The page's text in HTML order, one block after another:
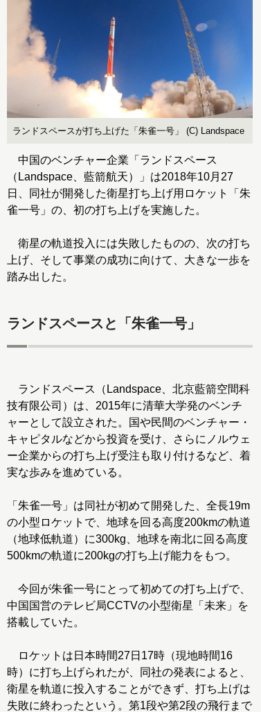
ランドスペースが打ち上げた「朱雀一号」 (C) Landspace
中国のベンチャー企業「ランドスペース
（Landspace、藍箭航天）」は2018年10月27
日、同社が開発した衛星打ち上げ用ロケット「朱
雀一号」の、初の打ち上げを実施した。
衛星の軌道投入には失敗したものの、次の打ち
上げ、そして事業の成功に向けて、大きな一歩を
踏み出した。
ランドスペースと「朱雀一号」
ランドスペース（Landspace、北京藍箭空間科
技有限公司）は、2015年に清華大学発のベンチ
ャーとして設立された。国や民間のベンチャー・
キャピタルなどから投資を受け、さらにノルウェ
ー企業からの打ち上げ受注も取り付けるなど、着
実な歩みを進めている。
「朱雀一号」は同社が初めて開発した、全長19m
の小型ロケットで、地球を回る高度200kmの軌道
（地球低軌道）に300kg、地球を南北に回る高度
500kmの軌道に200kgの打ち上げ能力をもつ。
今回が朱雀一号にとって初めての打ち上げで、
中国国営のテレビ局CCTVの小型衛星「未来」を
搭載していた。
ロケットは日本時間27日17時（現地時間16
時）に打ち上げられたが、同社の発表によると、
衛星を軌道に投入することができず、打ち上げは
失敗に終わったという。第1段や第2段の飛行まで